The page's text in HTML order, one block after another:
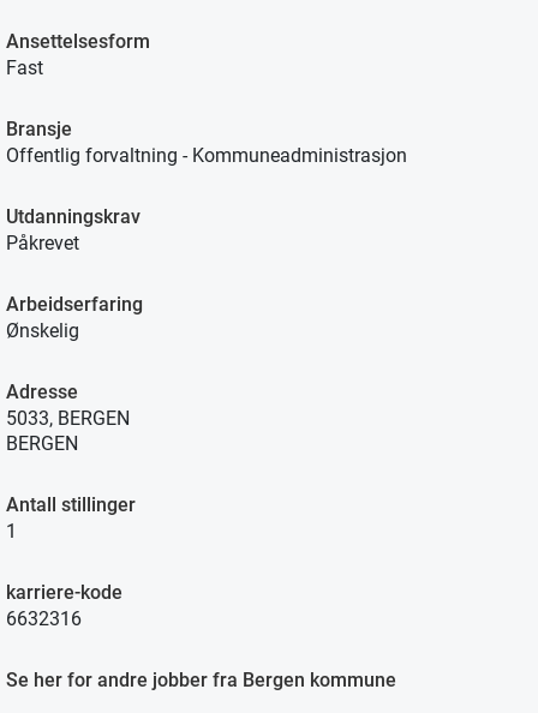
Ansettelsesform
Fast
Bransje
Offentlig forvaltning - Kommuneadministrasjon
Utdanningskrav
Påkrevet
Arbeidserfaring
Ønskelig
Adresse
5033, BERGEN
BERGEN
Antall stillinger
1
karriere-kode
6632316
Se her for andre jobber fra Bergen kommune